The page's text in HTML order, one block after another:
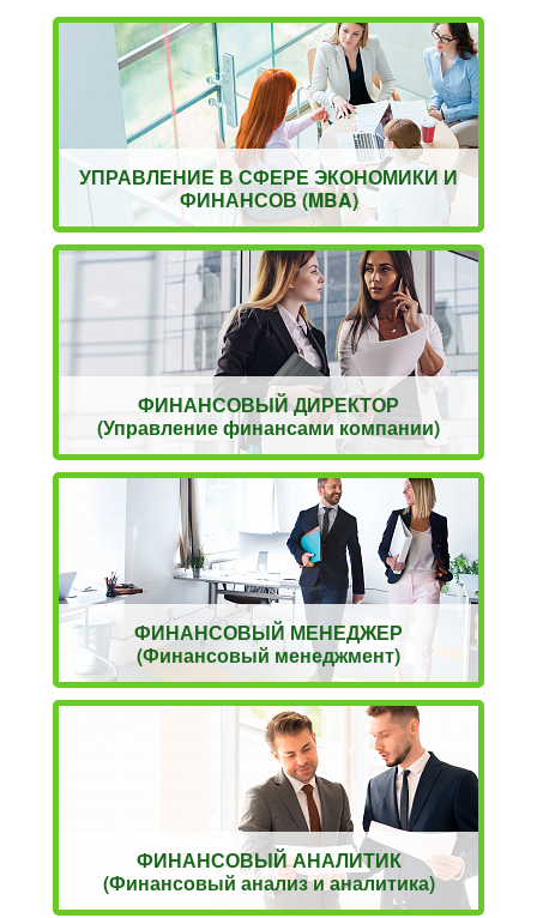
УПРАВЛЕНИЕ В СФЕРЕ ЭКОНОМИКИ И
ФИНАНСОВ (MBA)
ФИНАНСОВЫЙ ДИРЕКТОР
(Управление финансами компании)
ФИНАНСОВЫЙ МЕНЕДЖЕР
(Финансовый менеджмент)
ФИНАНСОВЫЙ АНАЛИТИК
(Финансовый анализ и аналитика)